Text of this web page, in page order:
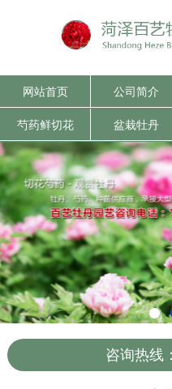
网站首页 公司简介
芍药鲜切花 盆栽牡丹
咨询热线